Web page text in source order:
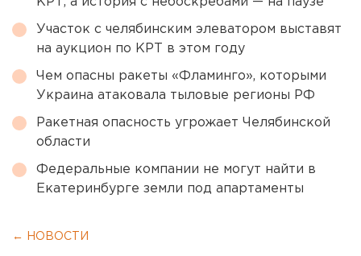
Участок с челябинским элеватором выставят
на аукцион по КРТ в этом году
Чем опасны ракеты «Фламинго», которыми
Украина атаковала тыловые регионы РФ
Ракетная опасность угрожает Челябинской
области
Федеральные компании не могут найти в
Екатеринбурге земли под апартаменты
← НОВОСТИ